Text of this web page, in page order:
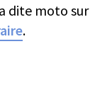
dite moto sur
.